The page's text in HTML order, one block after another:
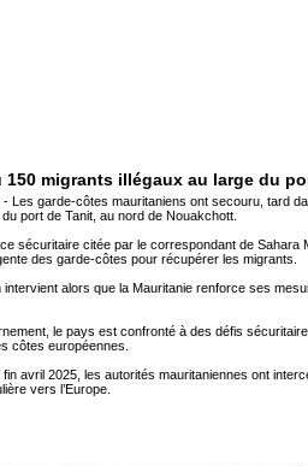
migrants illégaux au large du
Les garde-côtes mauritaniens ont secouru, tard
port de Tanit, au nord de Nouakchott.
sécuritaire citée par le correspondant de Sahara
des garde-côtes pour récupérer les migrants.
intervient alors que la Mauritanie renforce ses
le pays est confronté à des défis
côtes européennes.
fin avril 2025, les autorités mauritaniennes ont
vers l’Europe.